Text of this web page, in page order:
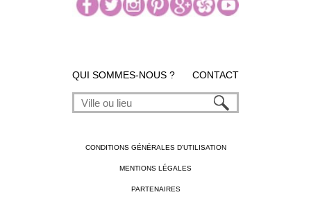
QUI SOMMES-NOUS ? CONTACT
CONDITIONS GÉNÉRALES D'UTILISATION
MENTIONS LÉGALES
PARTENAIRES